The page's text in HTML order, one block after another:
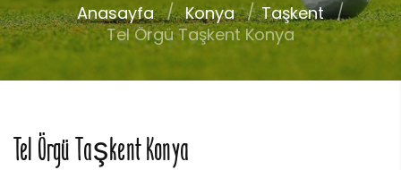
Anasayfa Konya
Taşkent
Tel Örgü Taşkent Konya
Tel Örgü Taşkent Konya